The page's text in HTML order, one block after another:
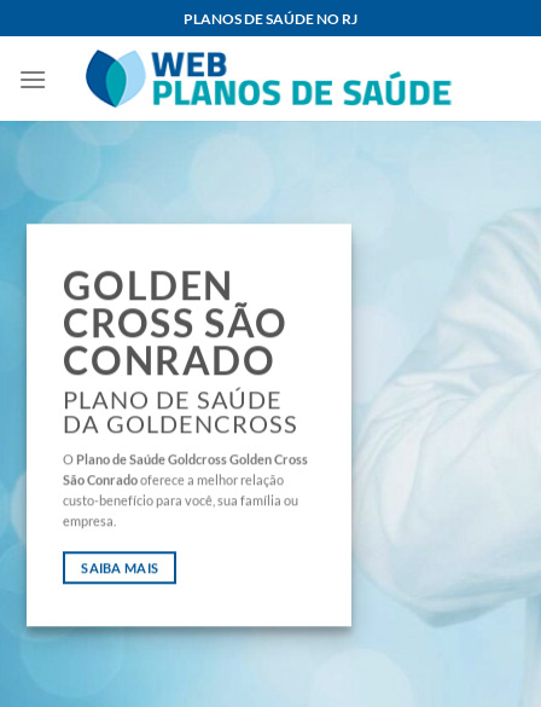
content
PLANOS DE SAÚDE NO RJ
GOLDEN
CROSS SÃO
CONRADO
PLANO DE SAÚDE
DA GOLDENCROSS
O Plano de SaúdeGoldcross Golden Cross
São Conradooferece a melhor relação
custo-benefício para você, sua família ou
empresa.
SAIBA MAIS